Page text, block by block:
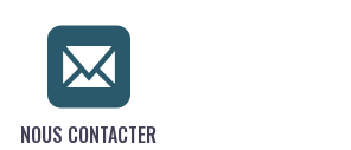
NOUS CONTACTER